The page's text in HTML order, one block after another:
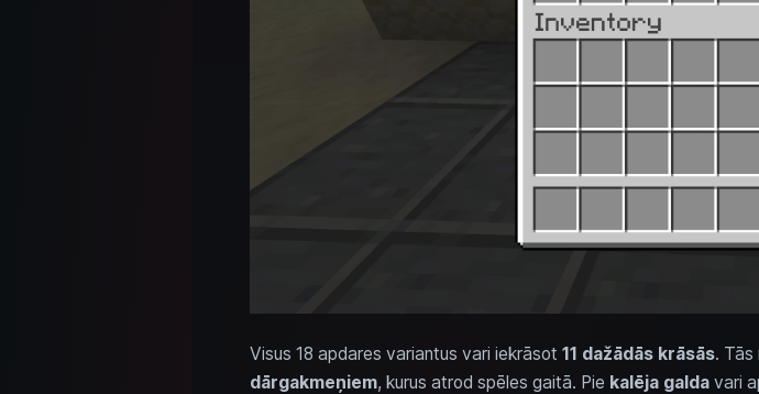
Visus 18 apdares variantus vari iekrāsot 11 dažādās krāsās. Tās
dārgakmeņiem, kurus atrod spēles gaitā. Pie kalēja galdavari